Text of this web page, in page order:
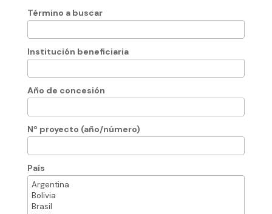
Término a buscar
Institución beneficiaria
Año de concesión
Nº proyecto (año/número)
País